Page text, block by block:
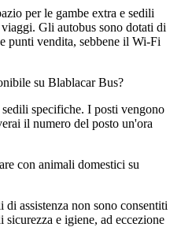
per le gambe extra e sedili
Gli autobus sono dotati di
punti vendita, sebbene il Wi-Fi
su Blablacar Bus?
specifiche. I posti vengono
il numero del posto un'ora
con animali domestici su
assistenza non sono consentiti
e igiene, ad eccezione